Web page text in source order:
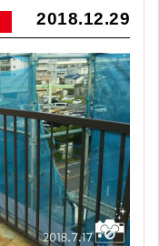
2018.12.29